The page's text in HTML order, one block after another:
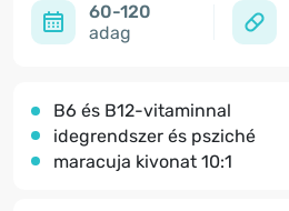
60-120
adag
B6 és B12-vitaminnal
idegrendszer és psziché
maracuja kivonat 10:1